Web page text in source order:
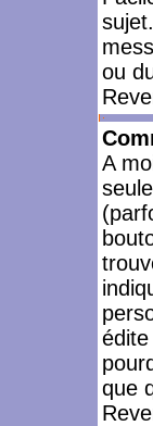
ou
A
que